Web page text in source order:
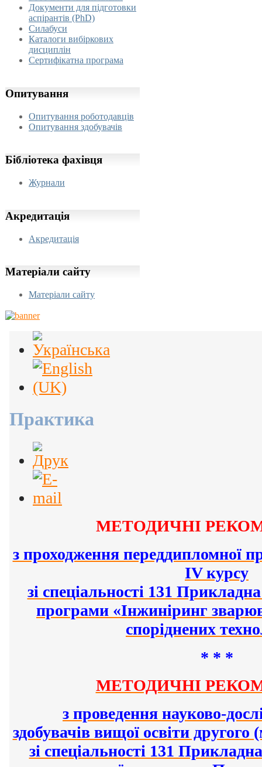
Документи для підготовки
аспірантів (PhD)
Силабуси
Каталоги вибіркових
дисциплін
Сертифікатна програма
Опитування
Опитування роботодавців
Опитування здобувачів
Бібліотека фахівця
Журнали
Акредитація
Акредитація
Матеріали сайту
Матеріали сайту
Практика
МЕТОДИЧНІ
з проходження переддипломної
IV курсу
зі спеціальності 131
програми «Інжиніринг
споріднених
* * *
МЕТОДИЧНІ
з проведення науково-
здобувачів вищої освіти другого
зі спеціальності 131